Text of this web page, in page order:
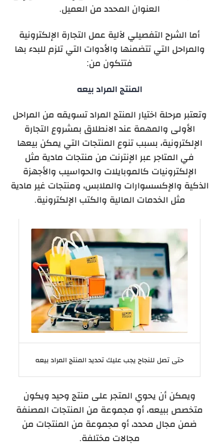
العنوان المحدد من العميل.
أما الشرح التفصيلي لآلية عمل التجارة الإلكترونية
والمراحل التي تتضمنها والأدوات التي تلزم للبدء بها
فتتكون من:
المنتج المراد بيعه
وتعتبر مرحلة اختيار المنتج المراد تسويقه من المراحل
الأولى والمهمة عند الانطلاق بمشروع التجارة
الإلكترونية، بسبب تنوع المنتجات التي يمكن بيعها
في المتاجر عبر الإنترنت من منتجات مادية مثل
الإلكترونيات كالموبايلات والحواسيب والأجهزة
الذكية والإكسسوارات والملابس، ومنتجات غير مادية
مثل الخدمات المالية والكتب الإلكترونية.
حتى تصل للنجاح يجب عليك تحديد المنتج المراد بيعه
ويمكن أن يحوي المتجر على منتج وحيد ويكون
متخصص ببيعه، أو مجموعة من المنتجات المصنفة
ضمن مجال محدد، أو مجموعة من المنتجات من
مجالات مختلفة.